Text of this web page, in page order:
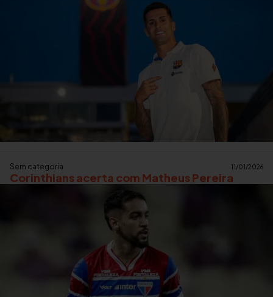
Sem categoria 11/01/2026
Corinthians acerta com Matheus Pereira